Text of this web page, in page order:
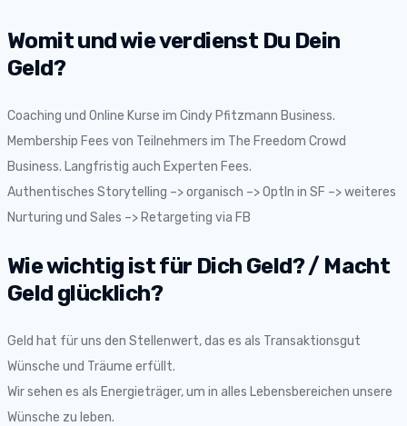
Womit und wie verdienst Du Dein
Geld?
Coaching und Online Kurse im Cindy Pfitzmann Business.
Membership Fees von Teilnehmers im The Freedom Crowd
Business. Langfristig auch Experten Fees.
Authentisches Storytelling –> organisch –> OptIn in SF –> weiteres
Nurturing und Sales –> Retargeting via FB
Wie wichtig ist für Dich Geld? / Macht
Geld glücklich?
Geld hat für uns den Stellenwert, das es als Transaktionsgut
Wünsche und Träume erfüllt.
Wir sehen es als Energieträger, um in alles Lebensbereichen unsere
Wünsche zu leben.